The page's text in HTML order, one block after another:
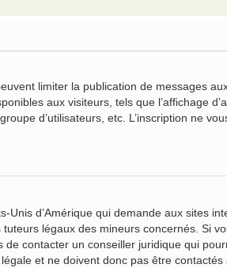
limiter la publication de messages
aux visiteurs, tels que l’affichage
d’utilisateurs, etc. L’inscription ne
d’Amérique qui demande aux sites
légaux des mineurs concernés. Si
contacter un conseiller juridique qui
et ne doivent donc pas être